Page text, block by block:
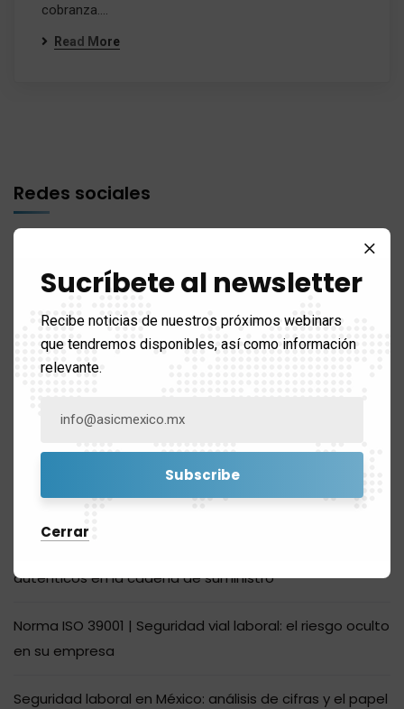
cobranza.…
Read More
Redes sociales
Buscar
Contenido nuevo
auténticos en la cadena de suministro
Norma ISO 39001 | Seguridad vial laboral: el riesgo oculto
en su empresa
Seguridad laboral en México: análisis de cifras y el papel
Sucríbete al newsletter
Recibe noticias de nuestros próximos webinars
que tendremos disponibles, así como información
relevante.
Cerrar